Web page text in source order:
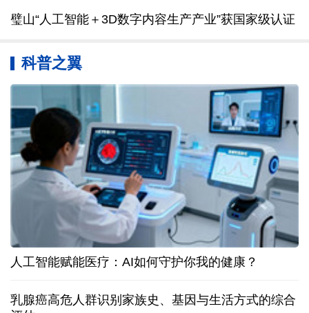
璧山“人工智能＋3D数字内容生产产业”获国家级认证
科普之翼
人工智能赋能医疗：AI如何守护你我的健康？
乳腺癌高危人群识别家族史、基因与生活方式的综合